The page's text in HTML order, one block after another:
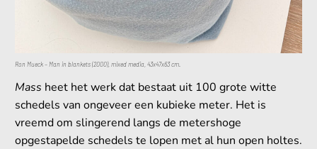
Ron Mueck – Man in blankets (2000), mixed media, 43x47x63 cm.
Mass heet het werk dat bestaat uit 100 grote witte
schedels van ongeveer een kubieke meter. Het is
vreemd om slingerend langs de metershoge
opgestapelde schedels te lopen met al hun open holtes.